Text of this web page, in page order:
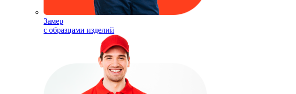
Замер
с образцами изделий